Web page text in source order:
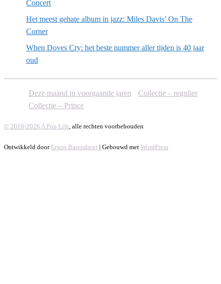
Concert
Het meest gehate album in jazz: Miles Davis’ On The
Corner
When Doves Cry: het beste nummer aller tijden is 40 jaar
oud
Deze maand in voorgaande jaren
Collectie – regulier
Collectie – Prince
© 2016-2026 A Pop Life , alle rechten voorbehouden
Ontwikkeld door Erwin Barendregt | Gebouwd met WordPress